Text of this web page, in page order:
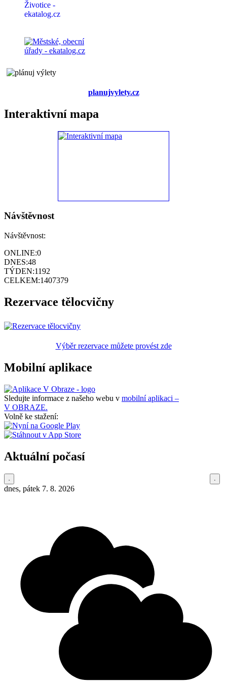
planujvylety.cz
Interaktivní mapa
Návštěvnost
Návštěvnost:
ONLINE:0
DNES:48
TÝDEN:1192
CELKEM:1407379
Rezervace tělocvičny
Výběr rezervace můžete provést zde
Mobilní aplikace
Sledujte informace z našeho webu v mobilní aplikaci –
V OBRAZE.
Volně ke stažení:
Aktuální počasí
dnes, pátek 7. 8. 2026